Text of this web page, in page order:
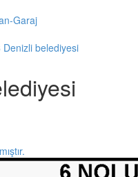
Garaj
Denizli belediyesi